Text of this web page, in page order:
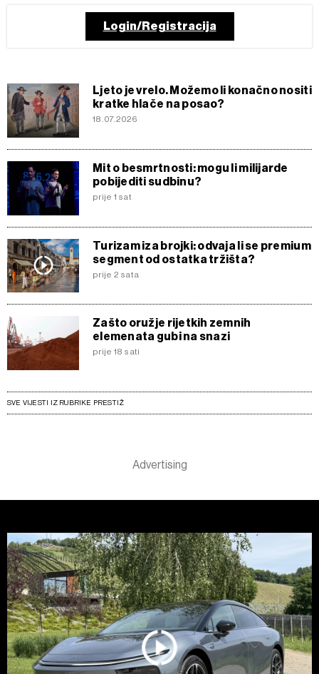
Login/Registracija
Ljeto je vrelo. Možemo li konačno nositi
kratke hlače na posao?
18.07.2026
Mit o besmrtnosti: mogu li milijarde
pobijediti sudbinu?
prije 1 sat
Turizam iza brojki: odvaja li se premium
segment od ostatka tržišta?
prije 2 sata
Zašto oružje rijetkih zemnih
elemenata gubi na snazi
prije 18 sati
SVE VIJESTI IZ RUBRIKE PRESTIŽ